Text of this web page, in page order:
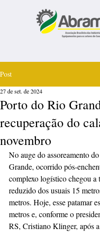
Post
Porto do Rio
recuperação do
novembro
27 de set. de 2024
No auge do assoreamento
Grande, ocorrido pós-
complexo logístico chegou a
reduzido dos usuais 15
metros. Hoje, esse patamar
metros e, conforme o
RS, Cristiano Klinger, após